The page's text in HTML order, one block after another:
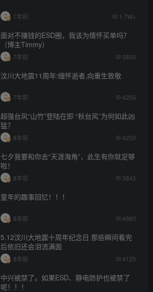
7年前 1.7W+
面对不赚钱的ESD圈，我该为情怀买单吗？
（博主Timmy）
7年前 3893
汶川大地震11周年:缅怀逝者,向重生致敬
7年前 4256
超强台风“山竹”登陆在即 “秋台风”为何如此凶
猛？
8年前 4250
七夕我要和你去“天涯海角”，此生有你就足够
啦！
8年前 3843
童年的趣事回忆！！！
8年前 4980
5.12汶川大地震十周年纪念日 那些瞬间看完
后依旧还会泪流满面
8年前 4125
中兴被禁了。如果ESD、静电防护也被禁了
呢！！！